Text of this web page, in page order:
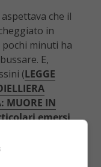
che il
in
pochi minuti ha
E,
(LEGGE
MUORE IN
emersi
che ieri è stato